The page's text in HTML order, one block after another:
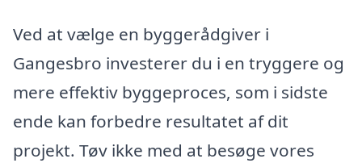
Ved at vælge en byggerådgiver i
Gangesbro investerer du i en tryggere og
mere effektiv byggeproces, som i sidste
ende kan forbedre resultatet af dit
projekt. Tøv ikke med at besøge vores